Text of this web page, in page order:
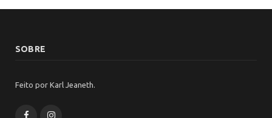
SOBRE
Feito por Karl Jeaneth.
FacebookInstagram